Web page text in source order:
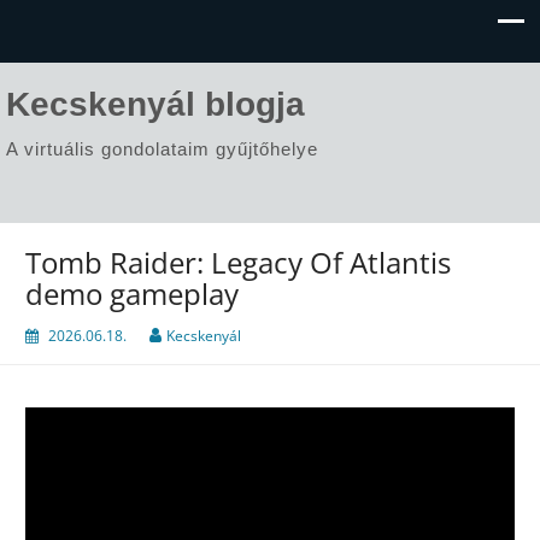
Kecskenyál blogja
A virtuális gondolataim gyűjtőhelye
Tomb Raider: Legacy Of Atlantis
demo gameplay
2026.06.18. Kecskenyál